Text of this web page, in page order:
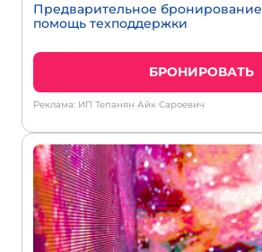
Предварительное бронирование
помощь техподдержки
БРОНИРОВАТЬ
Реклама: ИП Тепанян Айк Сароевич